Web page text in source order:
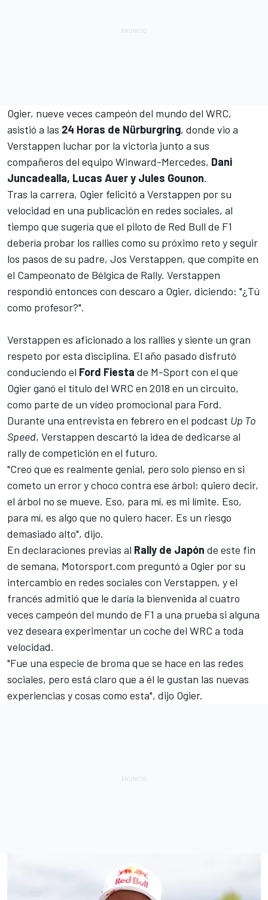
Ogier, nueve veces campeón del mundo del WRC,
asistió a las 24 Horas de Nürburgring, donde vio a
Verstappen luchar por la victoria junto a sus
compañeros del equipo Winward-Mercedes, Dani
Juncadealla, Lucas Auer y Jules Gounon.
Tras la carrera, Ogier felicitó a Verstappen por su
velocidad en una publicación en redes sociales, al
tiempo que sugería que el piloto de Red Bull de F1
debería probar los rallies como su próximo reto y seguir
los pasos de su padre, Jos Verstappen, que compite en
el Campeonato de Bélgica de Rally. Verstappen
respondió entonces con descaro a Ogier, diciendo: "¿Tú
como profesor?".
Verstappen es aficionado a los rallies y siente un gran
respeto por esta disciplina. El año pasado disfrutó
conduciendo el Ford Fiesta de M-Sport con el que
Ogier ganó el título del WRC en 2018 en un circuito,
como parte de un vídeo promocional para Ford.
Durante una entrevista en febrero en el podcast Up To
Speed, Verstappen descartó la idea de dedicarse al
rally de competición en el futuro.
"Creo que es realmente genial, pero solo pienso en si
cometo un error y choco contra ese árbol; quiero decir,
el árbol no se mueve. Eso, para mí, es mi límite. Eso,
para mí, es algo que no quiero hacer. Es un riesgo
demasiado alto", dijo.
En declaraciones previas al Rally de Japón de este fin
de semana, Motorsport.com preguntó a Ogier por su
intercambio en redes sociales con Verstappen, y el
francés admitió que le daría la bienvenida al cuatro
veces campeón del mundo de F1 a una prueba si alguna
vez deseara experimentar un coche del WRC a toda
velocidad.
"Fue una especie de broma que se hace en las redes
sociales, pero está claro que a él le gustan las nuevas
experiencias y cosas como esta", dijo Ogier.